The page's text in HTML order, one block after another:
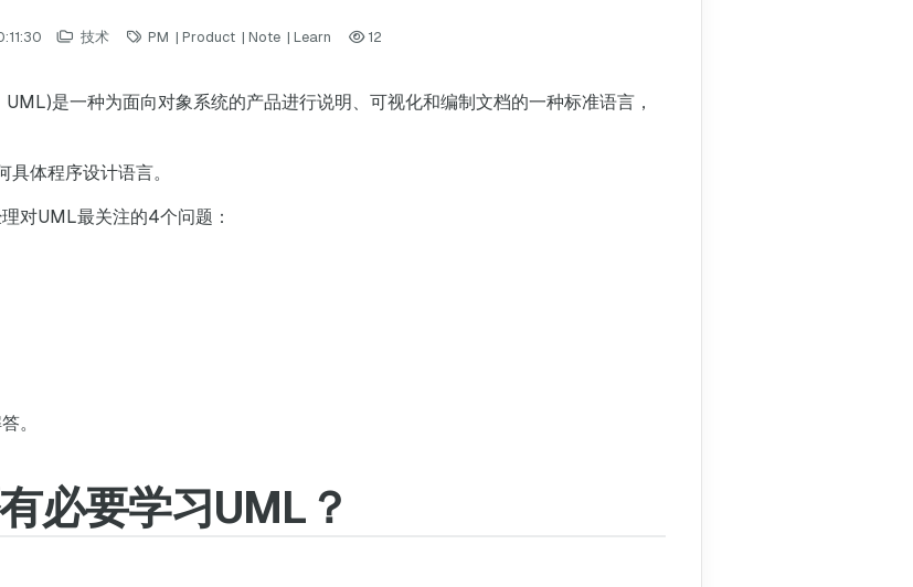
技术 PM | Product | Note | Learn 12
是一种为面向对象系统的产品进行说明、可视化和编制文档的一种标准语言，
体程序设计语言。
对UML最关注的4个问题：
。
必要学习UML？